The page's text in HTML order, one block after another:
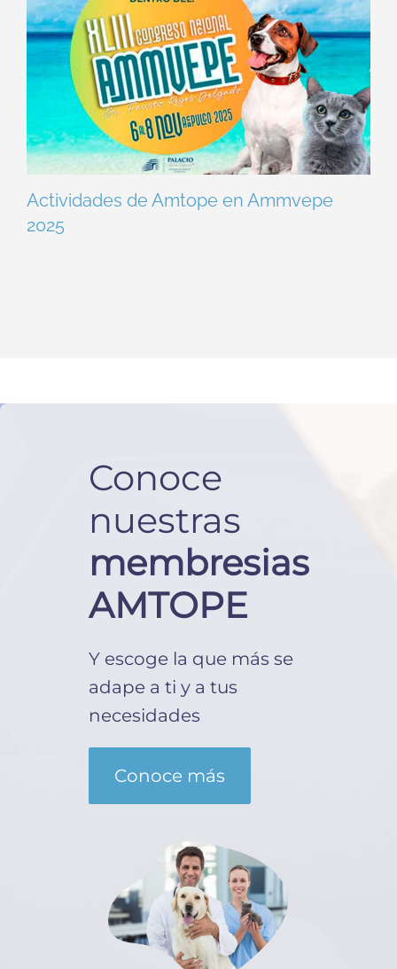
Actividades de Amtope en Ammvepe
2025
Conoce
nuestras
membresias
AMTOPE
Y escoge la que más se
adape a ti y a tus
necesidades
Conoce más